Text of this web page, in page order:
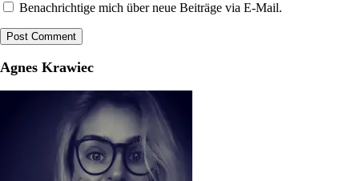
Benachrichtige mich über neue Beiträge via E-Mail.
Agnes Krawiec